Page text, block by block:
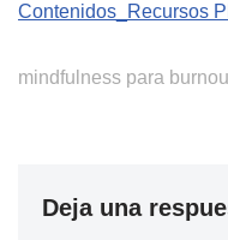
Contenidos_Recursos
mindfulness para
Deja una